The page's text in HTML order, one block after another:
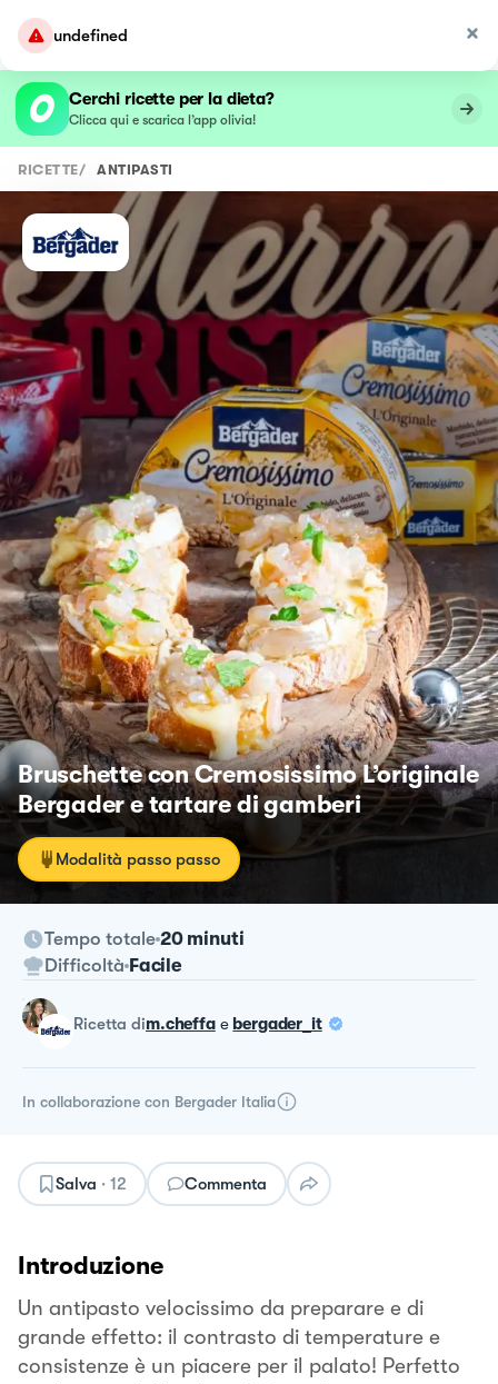
undefined
Cerchi ricette per la dieta?
Clicca qui e scarica l’app olivia!
RICETTE/ ANTIPASTI
Bruschette con Cremosissimo L’originale
Bergader e tartare di gamberi
Modalità passo passo
Tempo totale 20 minuti
Difficoltà Facile
ricetta dim.cheffae bergader_it
In collaborazione con Bergader Italia
Salva · 12 Commenta
Introduzione
Un antipasto velocissimo da preparare e di
grande effetto: il contrasto di temperature e
consistenze è un piacere per il palato! Perfetto